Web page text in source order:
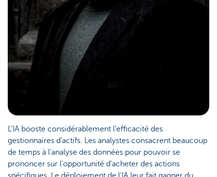
L'IA booste considérablement l’efficacité des
gestionnaires d'actifs. Les analystes consacrent beaucoup
de temps à l'analyse des données pour pouvoir se
prononcer sur l'opportunité d'acheter des actions